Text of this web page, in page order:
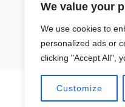
We value your
We use cookies to
personalized ads or
clicking "Accept All",
Customize
Copyright © 2026